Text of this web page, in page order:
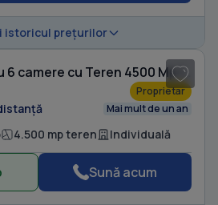
istoricul prețurilor
Casă individuală cu 6 camere cu Teren 4500 Mp în Novaci
Proprietar
Mai mult de un an
4.500 mp teren Individuală
Sună acum